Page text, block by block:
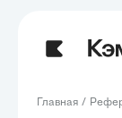
Главная